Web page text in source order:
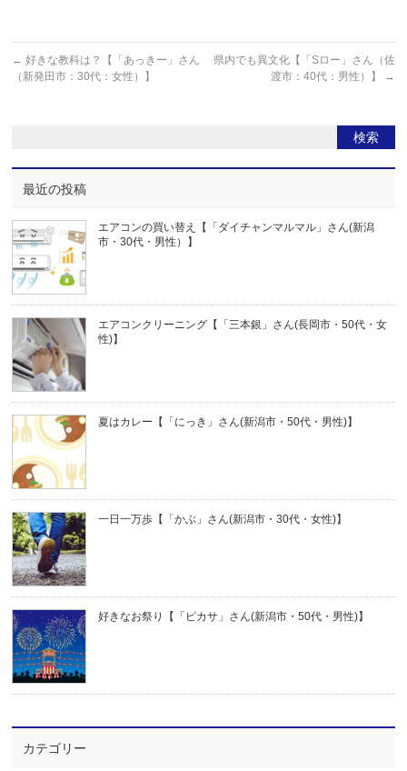
← 好きな教科は？【「あっきー」さん
（新発田市：30代：女性）】
県内でも異文化【「Sロー」さん（佐
渡市：40代：男性）】
→
最近の投稿
エアコンの買い替え【「ダイチャンマルマル」さん(新潟
市・30代・男性）】
エアコンクリーニング【「三本銀」さん(長岡市・50代・女
性)】
夏はカレー【「にっき」さん(新潟市・50代・男性)】
一日一万歩【「かぶ」さん(新潟市・30代・女性)】
好きなお祭り【「ピカサ」さん(新潟市・50代・男性)】
カテゴリー